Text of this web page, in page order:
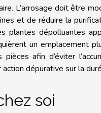
L’arrosage doit être
et de réduire la
dépolluantes
un emplacement
afin d’éviter
dépurative sur la
soi